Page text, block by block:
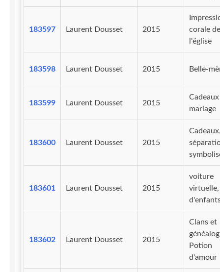
183597 Laurent Dousset 2015
corale de
l'église
183598 Laurent Dousset 2015 Belle-
183599 Laurent Dousset 2015
Cadeaux
mariage
183600 Laurent Dousset 2015
183601 Laurent Dousset 2015
voiture
virtuelle,
183602 Laurent Dousset 2015
Clans et
Potion
d'amour